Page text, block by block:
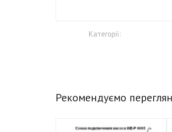
Категорії:
Рекомендуємо